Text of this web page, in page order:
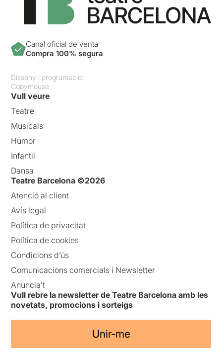
Canal oficial de venta
Compra 100% segura
Disseny i programació:
Copymouse
Vull veure
Teatre
Musicals
Humor
Infantil
Dansa
Teatre Barcelona ©2026
Atenció al client
Avís legal
Política de privacitat
Política de cookies
Condicions d’ús
Comunicacions comercials i Newsletter
Anuncia’t
Vull rebre la newsletter de Teatre Barcelona amb les
novetats, promocions i sorteigs
Unir-me